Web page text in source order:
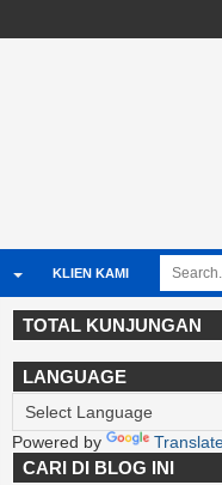
KLIEN KAMI
TOTAL KUNJUNGAN
LANGUAGE
Powered by
CARI DI BLOG INI